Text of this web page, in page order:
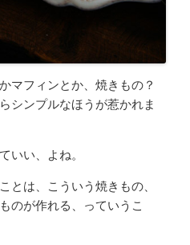
マフィンとか、焼きもの？
シンプルなほうが惹かれま
いい、よね。
とは、こういう焼きもの、
のが作れる、っていうこ